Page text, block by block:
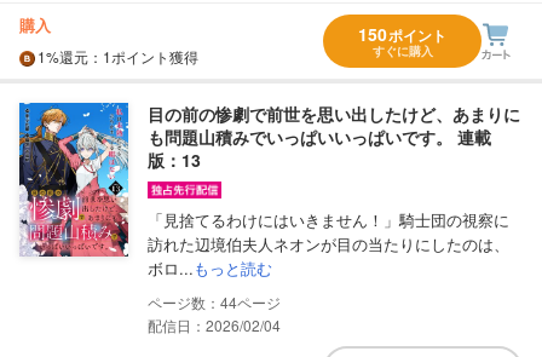
購入
1%還元 ：1ポイント獲得
150ポイント
すぐに購入
目の前の惨劇で前世を思い出したけど、あまりに
も問題山積みでいっぱいいっぱいです。 連載
版：13
「見捨てるわけにはいきません！」騎士団の視察に
訪れた辺境伯夫人ネオンが目の当たりにしたのは、
ボロ...もっと読む
44
配信日：2026/02/04